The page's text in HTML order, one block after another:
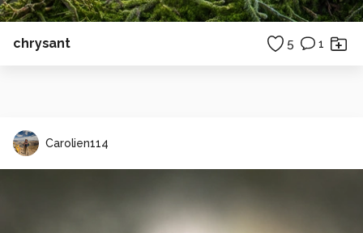
chrysant 5 1
Carolien114